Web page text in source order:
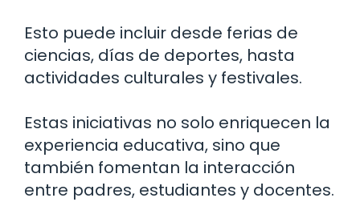
Esto puede incluir desde ferias de
ciencias, días de deportes, hasta
actividades culturales y festivales.
Estas iniciativas no solo enriquecen la
experiencia educativa, sino que
también fomentan la interacción
entre padres, estudiantes y docentes.